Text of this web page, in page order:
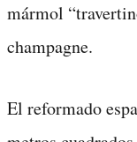
mármol
champagne.
El reformado